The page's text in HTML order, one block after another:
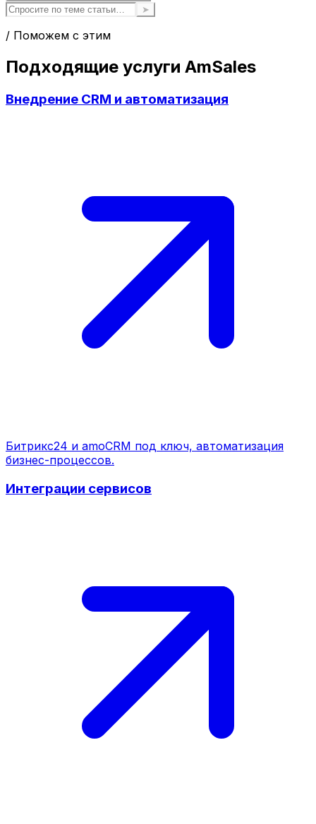
➤
/ Поможем с этим
Подходящие услуги AmSales
Внедрение CRM и автоматизация
Битрикс24 и amoCRM под ключ, автоматизация
бизнес-процессов.
Интеграции сервисов